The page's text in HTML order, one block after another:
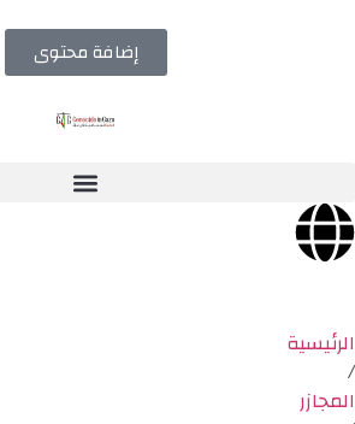
إضافة محتوى
الرئيسية
/
المجازر